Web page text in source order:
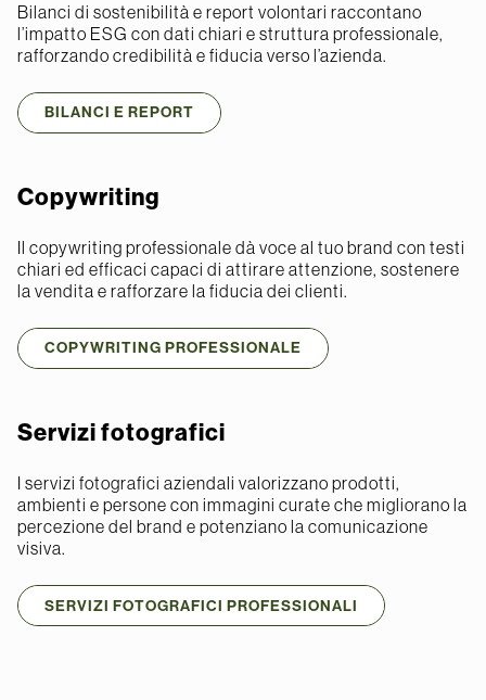
Bilanci di sostenibilità e report volontari raccontano
l’impatto ESG con dati chiari e struttura professionale,
rafforzando credibilità e fiducia verso l’azienda.
BILANCI E REPORT
Copywriting
Il copywriting professionale dà voce al tuo brand con testi
chiari ed efficaci capaci di attirare attenzione, sostenere
la vendita e rafforzare la fiducia dei clienti.
COPYWRITING PROFESSIONALE
Servizi fotografici
I servizi fotografici aziendali valorizzano prodotti,
ambienti e persone con immagini curate che migliorano la
percezione del brand e potenziano la comunicazione
visiva.
SERVIZI FOTOGRAFICI PROFESSIONALI